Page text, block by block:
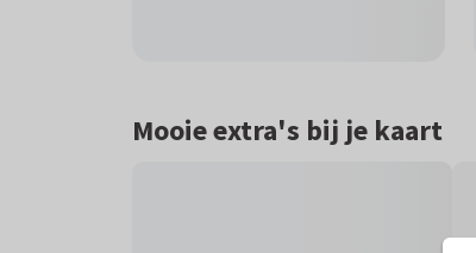
Mooie extra's bij je kaart